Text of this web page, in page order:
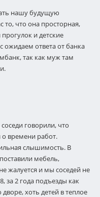
нашу будущую
то, что она просторная,
и детские
ожидаем ответа от банка
так как муж там
говорили, что
времени работ.
слышимость. В
мебель,
жалуется и мы соседей не
за 2 года подъезды как
хоть детей в теплое